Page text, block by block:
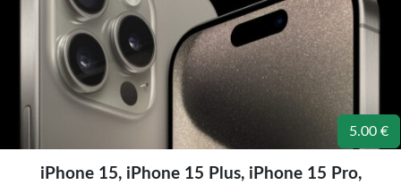
5.00 €
iPhone 15, iPhone 15 Plus, iPhone 15 Pro,